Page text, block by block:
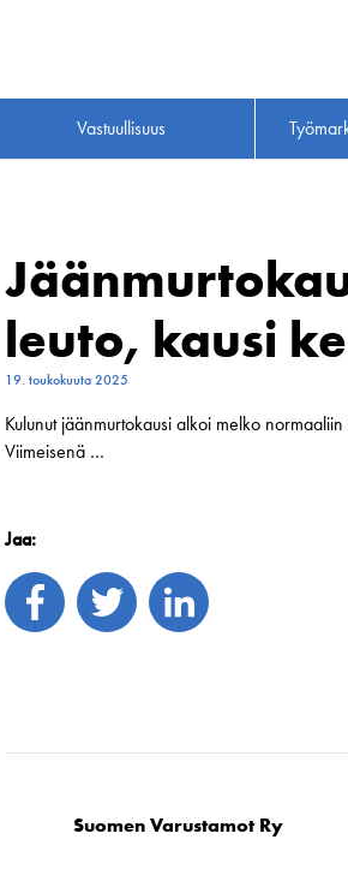
Vastuullisuus
leuto, kausi
19. toukokuuta 2025
Kulunut jäänmurtokausi alkoi melko
Viimeisenä …
Jaa:
Suomen Varustamot Ry